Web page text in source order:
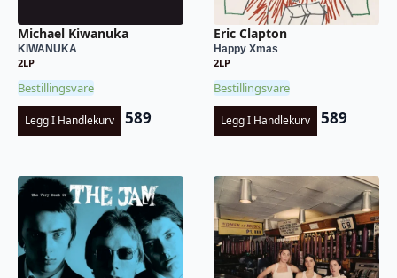
Michael Kiwanuka
KIWANUKA
2LP
Bestillingsvare
Legg I Handlekurv 589
Eric Clapton
Happy Xmas
2LP
Bestillingsvare
Legg I Handlekurv 589